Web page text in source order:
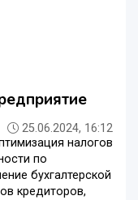
25.06.2024, 16:12
налогов
по
бухгалтерской
кредиторов,